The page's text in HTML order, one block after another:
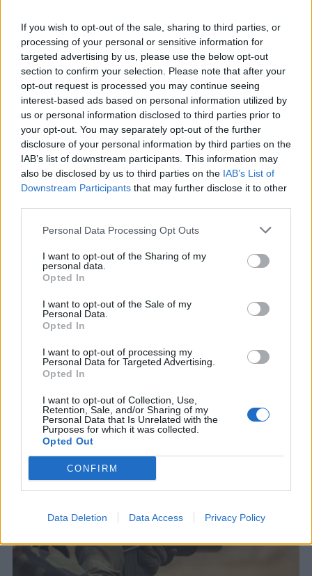
If you wish to opt-out of the sale, sharing to third parties, or
processing of your personal or sensitive information for
targeted advertising by us, please use the below opt-out
section to confirm your selection. Please note that after your
opt-out request is processed you may continue seeing
interest-based ads based on personal information utilized by
us or personal information disclosed to third parties prior to
your opt-out. You may separately opt-out of the further
disclosure of your personal information by third parties on the
IAB’s list of downstream participants. This information may
also be disclosed by us to third parties on the IAB’s List of
Downstream Participants that may further disclose it to other
Personal Data Processing Opt Outs
I want to opt-out of the Sharing of my
personal data.
Opted In
I want to opt-out of the Sale of my
Personal Data.
Opted In
I want to opt-out of processing my
Personal Data for Targeted Advertising.
Opted In
I want to opt-out of Collection, Use,
Retention, Sale, and/or Sharing of my
Personal Data that Is Unrelated with the
Purposes for which it was collected.
Opted Out
CONFIRM
Data Deletion Data Access Privacy Policy
ΣτΕ: Είπε “όχι” στις αιτήσεις νέου
μισθολογίου στελεχών Ενόπλων
Δυνάμεων και Δυνάμεων Ασφαλείας
Συνεπώς, καταλήγει η πλειοψηφία, αποτελεί,
«απλή ερμηνευτική εγκύκλιο προς τις
αναφερόμενες στον πίνακα αποδεκτών
υπηρεσίες, στερούμενη εκτελεστού χαρακτήρα».
5 ΜΑΡ. 2021, 15:43